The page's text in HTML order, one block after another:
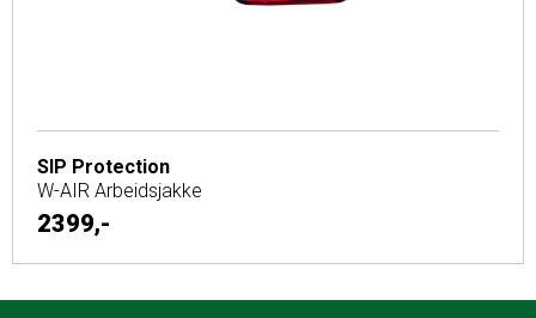
SIP Protection
W-AIR Arbeidsjakke
2399,-